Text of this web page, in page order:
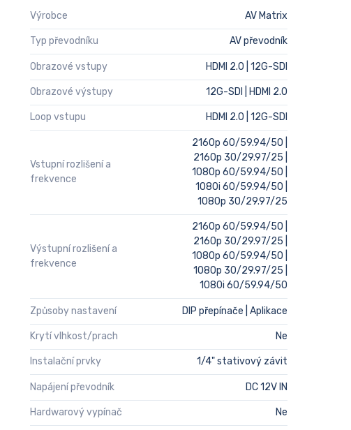
Výrobce AV Matrix
Typ převodníku AV převodník
Obrazové vstupy HDMI 2.0 | 12G-SDI
Obrazové výstupy 12G-SDI | HDMI 2.0
Loop vstupu HDMI 2.0 | 12G-SDI
Vstupní rozlišení a
frekvence
2160p 60/59.94/50 |
2160p 30/29.97/25 |
1080p 60/59.94/50 |
1080i 60/59.94/50 |
1080p 30/29.97/25
Výstupní rozlišení a
frekvence
2160p 60/59.94/50 |
2160p 30/29.97/25 |
1080p 60/59.94/50 |
1080p 30/29.97/25 |
1080i 60/59.94/50
Způsoby nastavení DIP přepínače | Aplikace
Krytí vlhkost/prach Ne
Instalační prvky 1/4" stativový závit
Napájení převodník DC 12V IN
Hardwarový vypínač Ne